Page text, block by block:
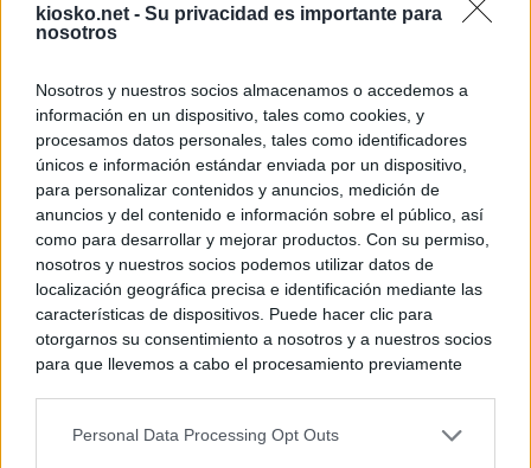
kiosko.net - Su privacidad es importante para
nosotros
Nosotros y nuestros socios almacenamos o accedemos a
información en un dispositivo, tales como cookies, y
procesamos datos personales, tales como identificadores
únicos e información estándar enviada por un dispositivo,
para personalizar contenidos y anuncios, medición de
anuncios y del contenido e información sobre el público, así
como para desarrollar y mejorar productos. Con su permiso,
nosotros y nuestros socios podemos utilizar datos de
localización geográfica precisa e identificación mediante las
características de dispositivos. Puede hacer clic para
otorgarnos su consentimiento a nosotros y a nuestros socios
para que llevemos a cabo el procesamiento previamente
negar su consentimiento. Tenga en cuenta que algún
Personal Data Processing Opt Outs